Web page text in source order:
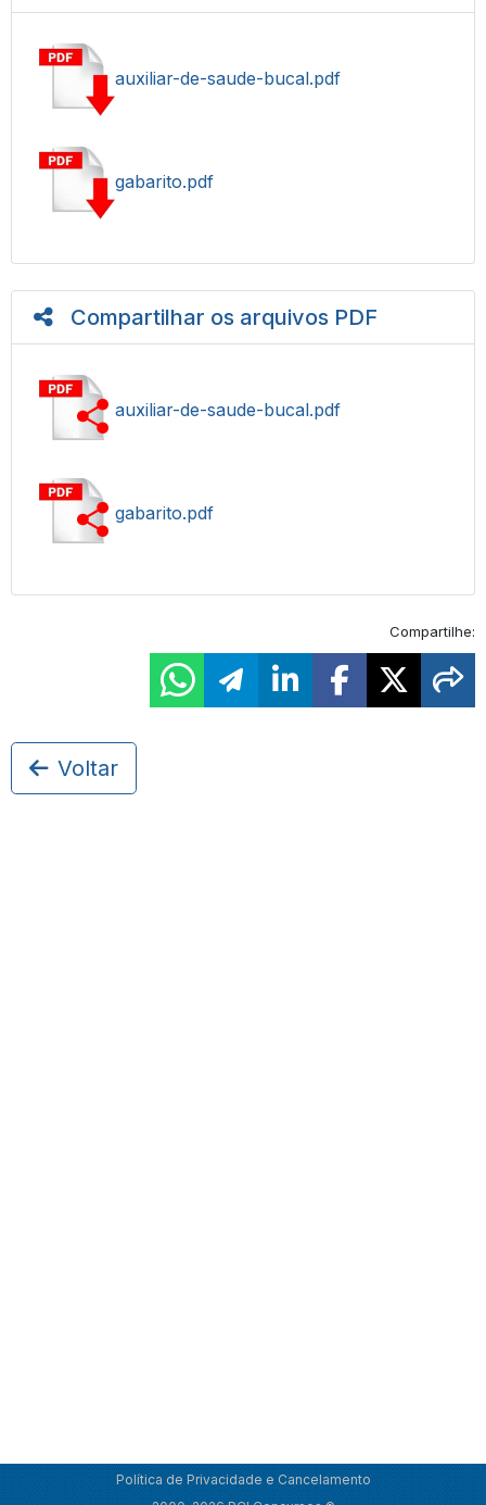
auxiliar-de-saude-bucal.pdf
gabarito.pdf
Compartilhar os arquivos PDF
auxiliar-de-saude-bucal.pdf
gabarito.pdf
Compartilhe:
Voltar
Política de Privacidade e Cancelamento